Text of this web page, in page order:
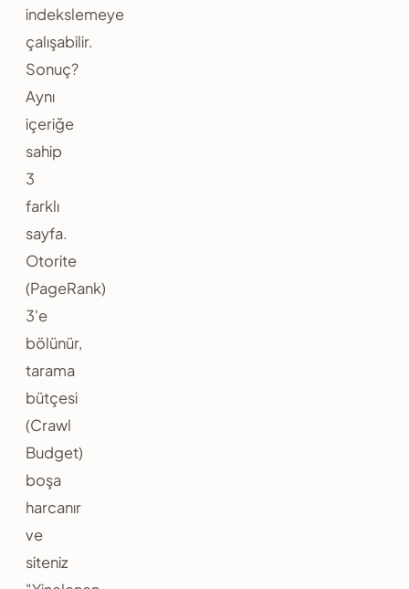
indekslemeye
çalışabilir.
Sonuç?
Aynı
içeriğe
sahip
3
farklı
sayfa.
Otorite
(PageRank)
3'e
bölünür,
tarama
bütçesi
(Crawl
Budget)
boşa
harcanır
ve
siteniz